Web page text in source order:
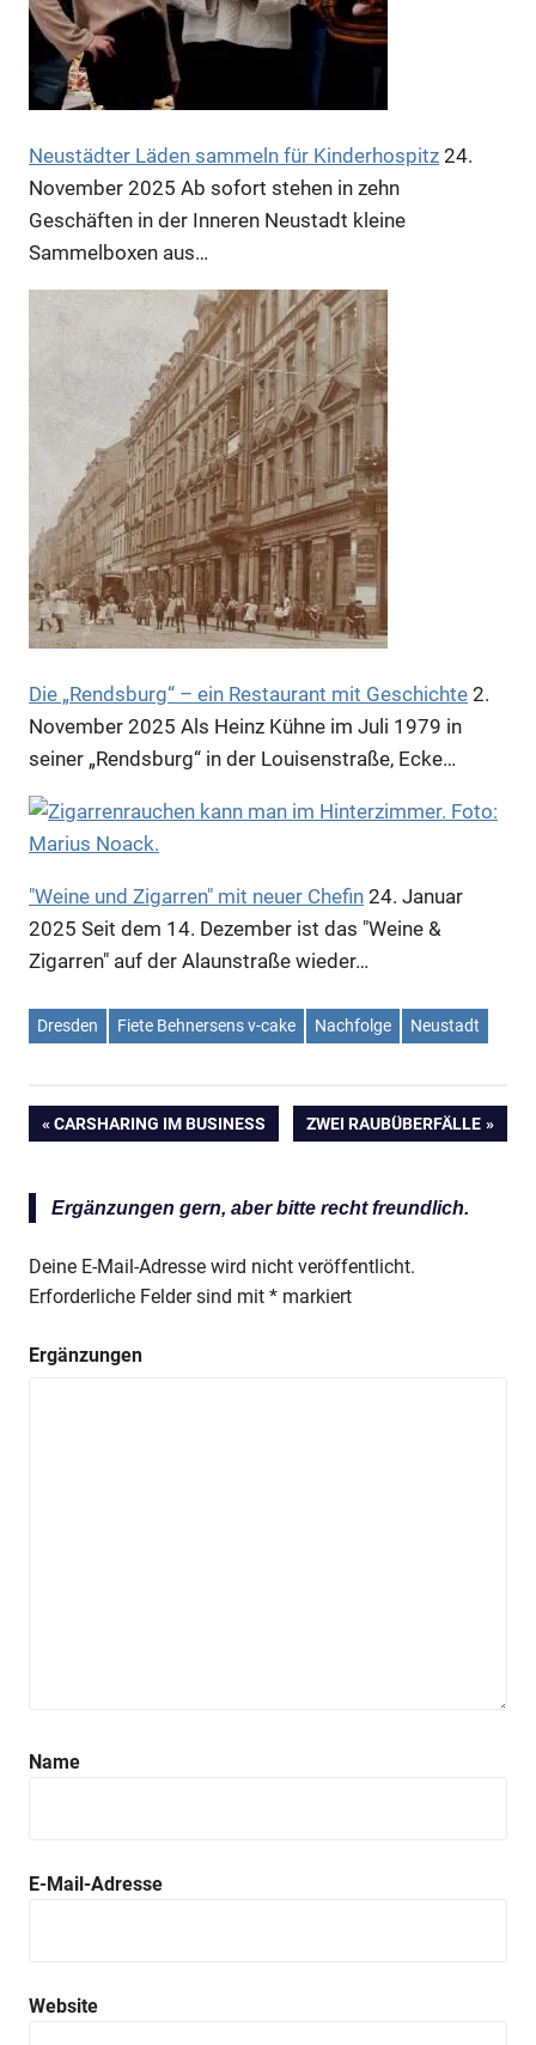
Anzeige
Neustädter Läden sammeln für Kinderhospitz 24.
November 2025 Ab sofort stehen in zehn
Geschäften in der Inneren Neustadt kleine
Sammelboxen aus…
Die „Rendsburg“ – ein Restaurant mit Geschichte 2.
November 2025 Als Heinz Kühne im Juli 1979 in
seiner „Rendsburg“ in der Louisenstraße, Ecke…
"Weine und Zigarren" mit neuer Chefin 24. Januar
2025 Seit dem 14. Dezember ist das "Weine &
Zigarren" auf der Alaunstraße wieder…
Dresden Fiete Behnersens v-cake Nachfolge Neustadt
VORHERIGER
CARSHARING IM BUSINESS
NÄCHSTER
ZWEI RAUBÜBERFÄLLE
Ergänzungen gern, aber bitte recht freundlich.
Deine E-Mail-Adresse wird nicht veröffentlicht.
Erforderliche Felder sind mit * markiert
Ergänzungen
Name
E-Mail-Adresse
Website